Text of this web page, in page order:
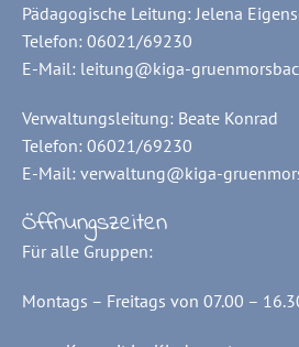
Pädagogische Leitung: Jelena
Telefon: 06021/69230
E-Mail: leitung@kiga-
Verwaltungsleitung: Beate Konrad
Telefon: 06021/69230
E-Mail: verwaltung@kiga-
Öffnungszeiten
Für alle Gruppen:
Montags – Freitags von 07.00 –